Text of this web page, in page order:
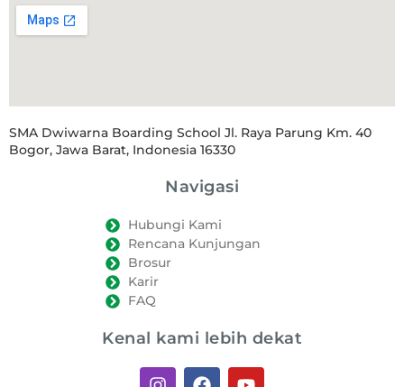
SMA Dwiwarna Boarding School Jl. Raya Parung Km. 40
Bogor, Jawa Barat, Indonesia 16330
Navigasi
Hubungi Kami
Rencana Kunjungan
Brosur
Karir
FAQ
Kenal kami lebih dekat